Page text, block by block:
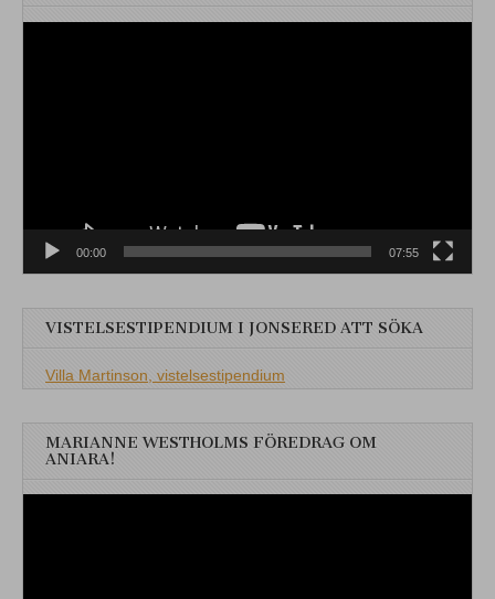
00:00 07:55
VISTELSESTIPENDIUM I JONSERED ATT SÖKA
Villa Martinson, vistelsestipendium
MARIANNE WESTHOLMS FÖREDRAG OM
ANIARA!